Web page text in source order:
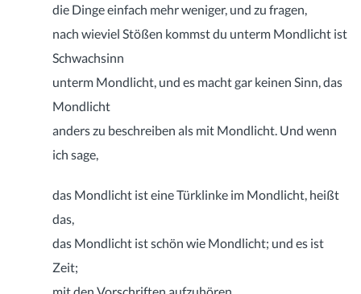
die Dinge einfach mehr weniger, und zu fragen,
nach wieviel Stößen kommst du unterm Mondlicht ist
Schwachsinn
unterm Mondlicht, und es macht gar keinen Sinn, das
Mondlicht
anders zu beschreiben als mit Mondlicht. Und wenn
ich sage,
das Mondlicht ist eine Türklinke im Mondlicht, heißt
das,
das Mondlicht ist schön wie Mondlicht; und es ist
Zeit;
mit den Vorschriften aufzuhören.